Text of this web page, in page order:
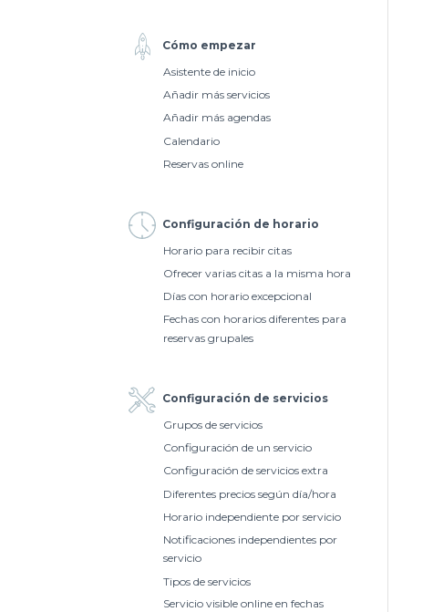
Cómo empezar
Asistente de inicio
Añadir más servicios
Añadir más agendas
Calendario
Reservas online
Configuración de horario
Horario para recibir citas
Ofrecer varias citas a la misma hora
Días con horario excepcional
Fechas con horarios diferentes para
reservas grupales
Configuración de servicios
Grupos de servicios
Configuración de un servicio
Configuración de servicios extra
Diferentes precios según día/hora
Horario independiente por servicio
Notificaciones independientes por
servicio
Tipos de servicios
Servicio visible online en fechas